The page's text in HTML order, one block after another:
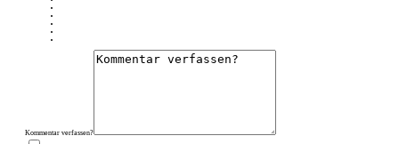
Kommentar verfassen?